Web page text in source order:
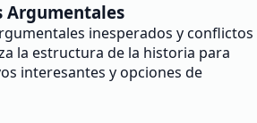
Argumentales
inesperados y conflictos
la estructura de la historia para
interesantes y opciones de